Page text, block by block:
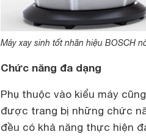
Máy xay sinh tốt nhãn hiệu BOSCH
Chức năng đa dạng
Phụ thuộc vào kiểu máy
được trang bị những chức
đều có khả năng thực hiện